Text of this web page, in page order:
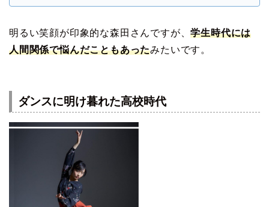
明るい笑顔が印象的な森田さんですが、学生時代には
人間関係で悩んだこともあったみたいです。
ダンスに明け暮れた高校時代